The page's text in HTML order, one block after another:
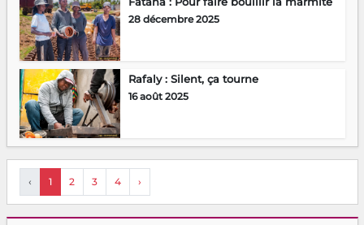
28 décembre 2025
Rafaly : Silent, ça tourne
16 août 2025
‹ 1 2 3 4 ›